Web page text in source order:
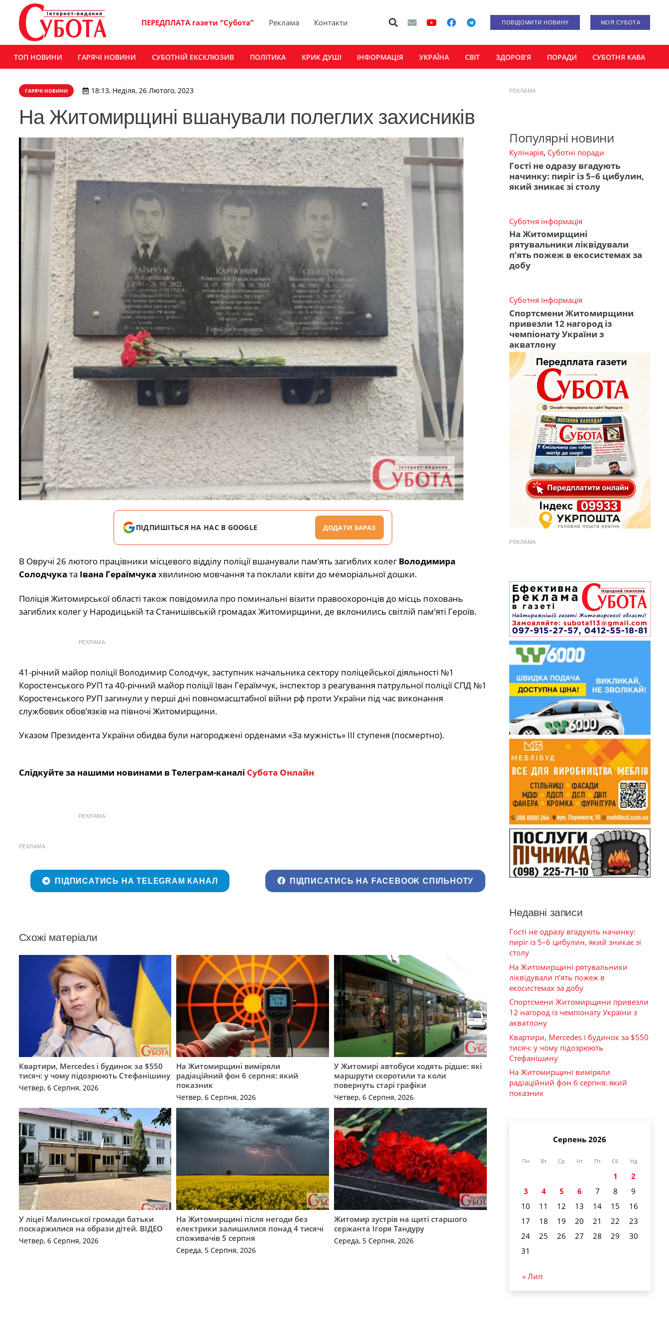
ПЕРЕДПЛАТА газети “Субота” Реклама Контакти ПОВІДОМИТИ НОВИНУ МОЯ СУБОТА
ТОП НОВИНИ ГАРЯЧІ НОВИНИ СУБОТНІЙ ЕКСКЛЮЗИВ ПОЛІТИКА КРИК ДУШІ ІНФОРМАЦІЯ УКРАЇНА СВІТ ЗДОРОВ’Я ПОРАДИ СУБОТНЯ КАВА
ГАРЯЧІ НОВИНИ 18:13, Неділя, 26 Лютого, 2023
На Житомирщині вшанували полеглих захисників
ПІДПИШІТЬСЯ НА НАС В GOOGLE ДОДАТИ ЗАРАЗ
В Овручі 26 лютого працівники місцевого відділу поліції вшанували пам’ять загиблих колегВолодимира
Солодчука та Івана Гераїмчука хвилиною мовчання та поклали квіти до меморіальної дошки.
Поліція Житомирської області також повідомила про поминальні візити правоохоронців до місць поховань
загиблих колег у Народицькій та Станишівській громадах Житомирщини, де вклонились світлій пам’яті Героїв.
РЕКЛАМА
41-річний майор поліції Володимир Солодчук, заступник начальника сектору поліцейської діяльності №1
Коростенського РУП та 40-річний майор поліції Іван Гераїмчук, інспектор з реагування патрульної поліції СПД №1
Коростенського РУП загинули у перші дні повномасштабної війни рф проти України під час виконання
службових обов’язків на півночі Житомирщини.
Указом Президента України обидва були нагороджені орденами «За мужність» III ступеня (посмертно).
Слідкуйте за нашими новинами в Телеграм-каналі Субота Онлайн
РЕКЛАМА
РЕКЛАМА
ПІДПИСАТИСЬ НА TELEGRAM КАНАЛ ПІДПИСАТИСЬ НА FACEBOOK СПІЛЬНОТУ
Схожі матеріали
Квартири, Mercedes і будинок за $550
тисяч: у чому підозрюють Стефанішину
Четвер, 6 Серпня, 2026
На Житомирщині виміряли
радіаційний фон 6 серпня: який
показник
Четвер, 6 Серпня, 2026
У Житомирі автобуси ходять рідше: які
маршрути скоротили та коли
повернуть старі графіки
Четвер, 6 Серпня, 2026
У ліцеї Малинської громади батьки
поскаржилися на образи дітей. ВІДЕО
Четвер, 6 Серпня, 2026
На Житомирщині після негоди без
електрики залишилися понад 4 тисячі
споживачів 5 серпня
Середа, 5 Серпня, 2026
Житомир зустрів на щиті старшого
сержанта Ігоря Тандуру
Середа, 5 Серпня, 2026
РЕКЛАМА
Популярні новини
Кулінарія, Суботні поради
Гості не одразу вгадують
начинку: пиріг із 5–6 цибулин,
який зникає зі столу
Суботня інформація
На Житомирщині
рятувальники ліквідували
п’ять пожеж в екосистемах за
добу
Суботня інформація
Спортсмени Житомирщини
привезли 12 нагород із
чемпіонату України з
акватлону
РЕКЛАМА
Недавні записи
Гості не одразу вгадують начинку:
пиріг із 5–6 цибулин, який зникає зі
столу
На Житомирщині рятувальники
ліквідували п’ять пожеж в
екосистемах за добу
Спортсмени Житомирщини привезли
12 нагород із чемпіонату України з
акватлону
Квартири, Mercedes і будинок за $550
тисяч: у чому підозрюють
Стефанішину
На Житомирщині виміряли
радіаційний фон 6 серпня: який
показник
Серпень 2026
Пн Вт Ср Чт Пт Сб Нд
1
2
3
4 5 6 7 8
9
10
11 12 13 14 15
16
17
18 19 20 21 22
23
24
25 26 27 28 29
30
31
« Лип